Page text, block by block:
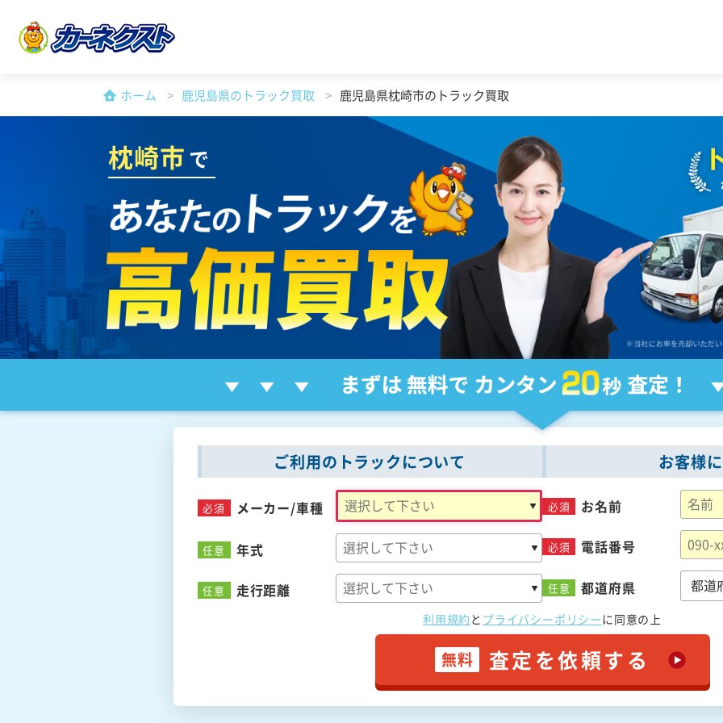
ホーム 鹿児島県のトラック買取 鹿児島県枕崎市のトラック買取
枕崎市で
ご利用のトラックについて
必須 メーカー/車種
任意 年式
任意 走行距離
お客様
必須 お名前
必須 電話番号
任意 都道府県
利用規約 と プライバシーポリシーに同意の上
無料 査定を依頼する